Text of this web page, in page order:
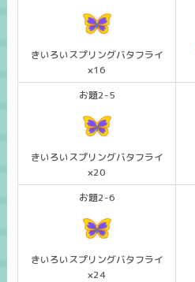
きいろいスプリングバタフライ
×16
お題2-5
きいろいスプリングバタフライ
×20
お題2-6
きいろいスプリングバタフライ
×24